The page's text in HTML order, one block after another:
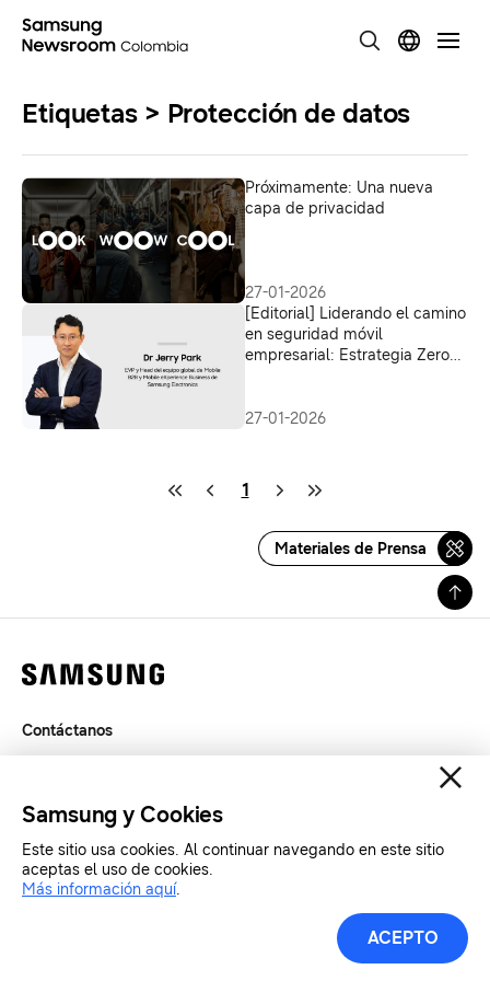
Etiquetas > Protección de datos
Próximamente: Una nueva
capa de privacidad
27-01-2026
[Editorial] Liderando el camino
en seguridad móvil
empresarial: Estrategia Zero
27-01-2026
1
Materiales de Prensa
Contáctanos
SAMSUNG.COM
Copyright© SAMSUNG Todos los derechos reservados.
Samsung y Cookies
Este sitio usa cookies. Al continuar navegando en este sitio
aceptas el uso de cookies.
Más información aquí.
ACEPTO